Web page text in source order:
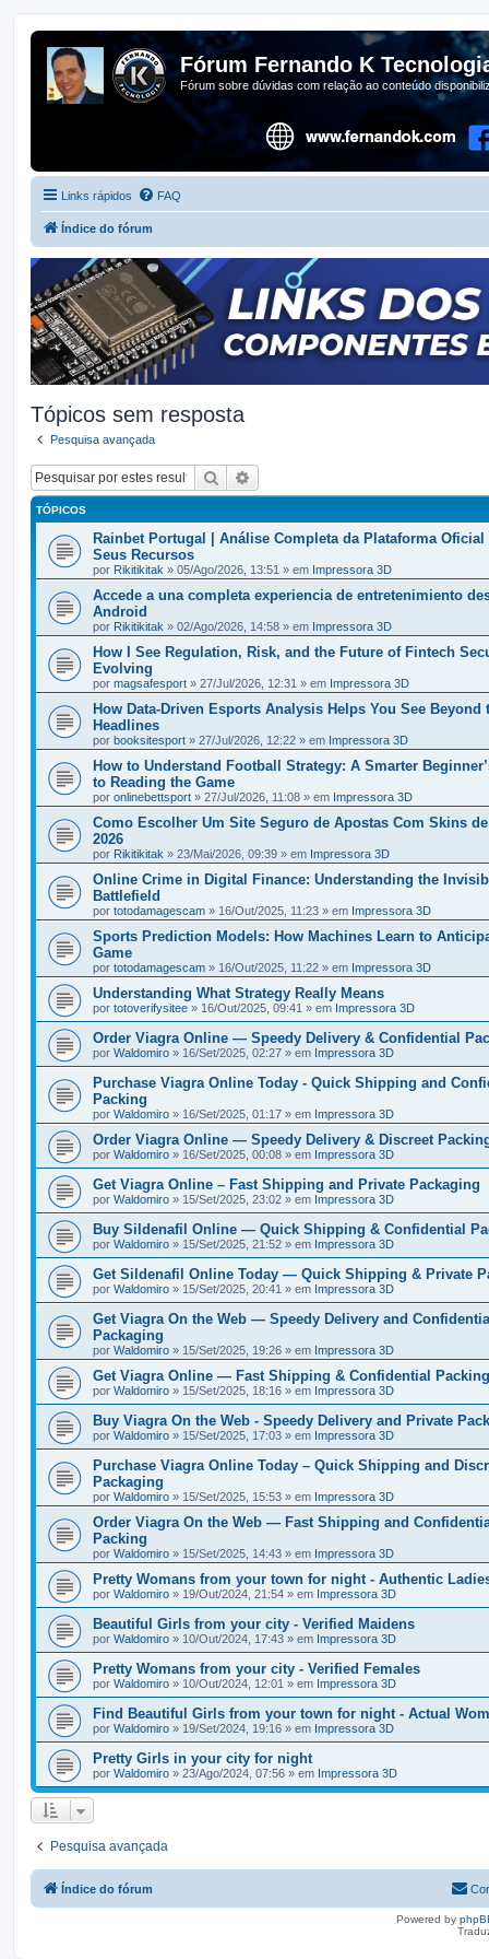
Fórum Fernando K
Fórum sobre dúvidas com relação ao conteúdo
Links rápidos FAQ
Índice do fórum
Tópicos sem resposta
Pesquisa avançada
Pesquisar
TÓPICOS
Rainbet Portugal | Análise Completa da Plataforma Oficial
Seus Recursos
por Rikitikitak » 05/Ago/2026, 13:51 » em Impressora 3D
Accede a una completa experiencia de entretenimiento
Android
por Rikitikitak » 02/Ago/2026, 14:58 » em Impressora 3D
How I See Regulation, Risk, and the Future of Fintech
Evolving
por magsafesport » 27/Jul/2026, 12:31 » em Impressora 3D
How Data-Driven Esports Analysis Helps You See Beyond
Headlines
por booksitesport » 27/Jul/2026, 12:22 » em Impressora 3D
How to Understand Football Strategy: A Smarter
to Reading the Game
por onlinebettsport » 27/Jul/2026, 11:08 » em Impressora 3D
Como Escolher Um Site Seguro de Apostas Com Skins
2026
por Rikitikitak » 23/Mai/2026, 09:39 » em Impressora 3D
Online Crime in Digital Finance: Understanding the
Battlefield
por totodamagescam » 16/Out/2025, 11:23 » em Impressora 3D
Sports Prediction Models: How Machines Learn to
Game
por totodamagescam » 16/Out/2025, 11:22 » em Impressora 3D
Understanding What Strategy Really Means
por totoverifysitee » 16/Out/2025, 09:41 » em Impressora 3D
Order Viagra Online — Speedy Delivery & Confidential
por Waldomiro » 16/Set/2025, 02:27 » em Impressora 3D
Purchase Viagra Online Today - Quick Shipping and
Packing
por Waldomiro » 16/Set/2025, 01:17 » em Impressora 3D
Order Viagra Online — Speedy Delivery & Discreet
por Waldomiro » 16/Set/2025, 00:08 » em Impressora 3D
Get Viagra Online – Fast Shipping and Private Packaging
por Waldomiro » 15/Set/2025, 23:02 » em Impressora 3D
Buy Sildenafil Online — Quick Shipping & Confidential
por Waldomiro » 15/Set/2025, 21:52 » em Impressora 3D
Get Sildenafil Online Today — Quick Shipping & Private
por Waldomiro » 15/Set/2025, 20:41 » em Impressora 3D
Get Viagra On the Web — Speedy Delivery and
Packaging
por Waldomiro » 15/Set/2025, 19:26 » em Impressora 3D
Get Viagra Online — Fast Shipping & Confidential Packing
por Waldomiro » 15/Set/2025, 18:16 » em Impressora 3D
Buy Viagra On the Web - Speedy Delivery and Private
por Waldomiro » 15/Set/2025, 17:03 » em Impressora 3D
Purchase Viagra Online Today – Quick Shipping and
Packaging
por Waldomiro » 15/Set/2025, 15:53 » em Impressora 3D
Order Viagra On the Web — Fast Shipping and
Packing
por Waldomiro » 15/Set/2025, 14:43 » em Impressora 3D
Pretty Womans from your town for night - Authentic
por Waldomiro » 19/Out/2024, 21:54 » em Impressora 3D
Beautiful Girls from your city - Verified Maidens
por Waldomiro » 10/Out/2024, 17:43 » em Impressora 3D
Pretty Womans from your city - Verified Females
por Waldomiro » 10/Out/2024, 12:01 » em Impressora 3D
Find Beautiful Girls from your town for night - Actual
por Waldomiro » 19/Set/2024, 19:16 » em Impressora 3D
Pretty Girls in your city for night
por Waldomiro » 23/Ago/2024, 07:56 » em Impressora 3D
Pesquisa avançada
Índice do fórum
Powered by